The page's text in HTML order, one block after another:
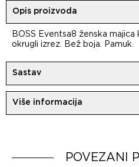
Opis proizvoda
BOSS Eventsa8 ženska majica
okrugli izrez. Bež boja. Pamuk.
Sastav
Više informacija
POVEZANI